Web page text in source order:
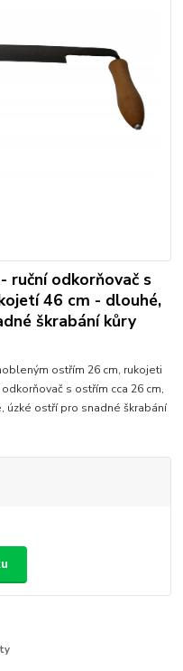
ruční odkorňovač s
46 cm - dlouhé,
škrabání kůry
ostřím 26 cm, rukojeti
s ostřím cca 26 cm,
úzké ostří pro snadné škrabání